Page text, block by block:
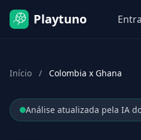
Playtuno
Início / Colombia x Ghana
Análise atualizada pela IA